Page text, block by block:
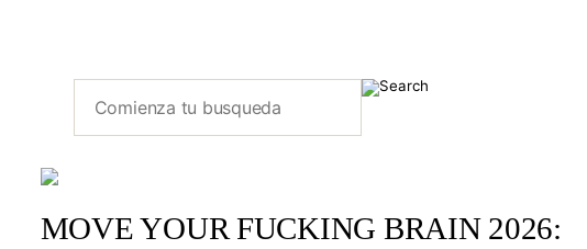
MOVE YOUR FUCKING BRAIN 2026: